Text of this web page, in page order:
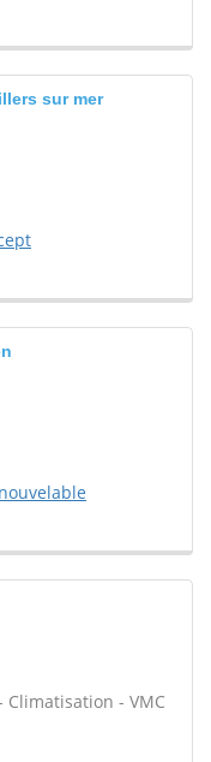
sur mer
- VMC